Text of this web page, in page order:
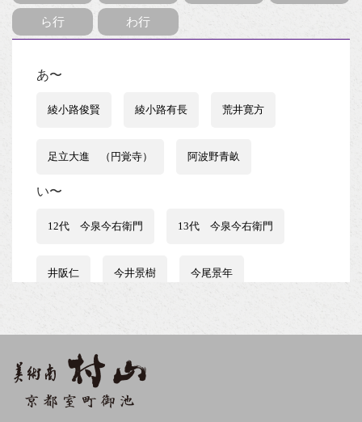
ら行 わ行
あ〜
綾小路俊賢 綾小路有長 荒井寛方
足立大進 （円覚寺） 阿波野青畝
い〜
12代 今泉今右衛門 13代 今泉今右衛門
井阪仁 今井景樹 今尾景年
石田波郷 石黒宗麿